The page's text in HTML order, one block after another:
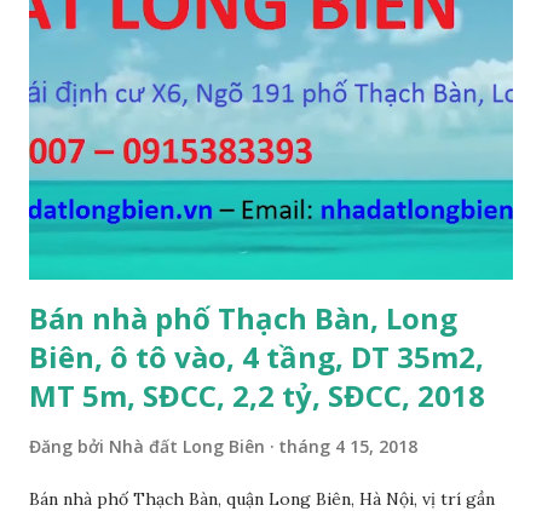
11m, chia 3 suất, hướng Đông Nam, SĐCC, giá bán: 5,7 tỷ, có
thương lượng 4. CẦN BÁN GẤP đất mặt hồ Cự Khối, gần cầu
Thanh Trì, mặt hồ rộng 2ha, đường 6m, DT 110m2, MT 6m,
hướng Tây Nam, SĐCC, giá bán: 5.5 tỷ, có thương lượng; 5.
CẦN BÁN GẤP đất đấu giá A1A2A3 Cự Khối, gần cầu Thanh
Trì, đường 8.5m, DT 66m2, MT 5.5m, hướng Đông Bắc, SĐCC,
giá bán: 4.2 tỷ, có thương lượng; 6. CẦN BÁN GẤP đất Ngõ 38
phố Tư Đình, gần đường Cổ Linh, ngõ 3m, DT...
Bán nhà phố Thạch Bàn, Long
Biên, ô tô vào, 4 tầng, DT 35m2,
MT 5m, SĐCC, 2,2 tỷ, SĐCC, 2018
Đăng bởi Nhà đất Long Biên tháng 4 15, 2018
Bán nhà phố Thạch Bàn, quận Long Biên, Hà Nội, vị trí gần